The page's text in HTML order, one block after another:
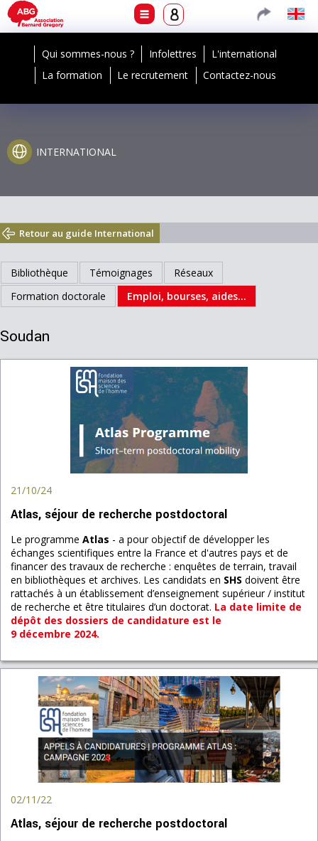
Qui sommes-nous ? Infolettres
L'international
La formation
Le recrutement Contactez-nous
INTERNATIONAL
Retour au guide International
Bibliothèque Témoignages
Réseaux
Formation doctorale
Emploi, bourses, aides...
Soudan
21/10/24
Atlas, séjour de recherche postdoctoral
Le programme Atlas - a pour objectif de développer les
échanges scientifiques entre la France et d'autres pays et de
financer des travaux de recherche : enquêtes de terrain, travail
en bibliothèques et archives. Les candidats en SHS doivent être
rattachés à un établissement d’enseignement supérieur / institut
de recherche et être titulaires d’un doctorat. La date limite de
dépôt des dossiers de candidature est le
9 décembre 2024.
02/11/22
Atlas, séjour de recherche postdoctoral